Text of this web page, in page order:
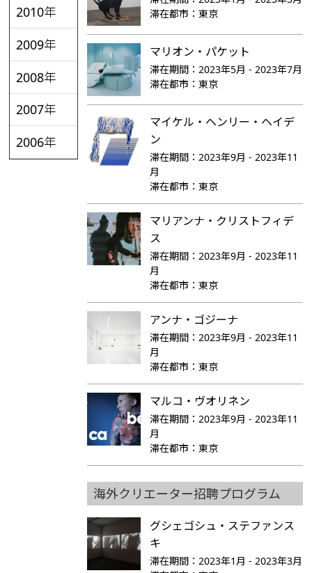
2010年
2009年
2008年
2007年
2006年
滞在都市：東京
マリオン・パケット
滞在期間：2023年5月 - 2023年7月
滞在都市：東京
マイケル・ヘンリー・ヘイデ
ン
滞在期間：2023年9月 - 2023年11
月
滞在都市：東京
マリアンナ・クリストフィデ
ス
滞在期間：2023年9月 - 2023年11
月
滞在都市：東京
アンナ・ゴジーナ
滞在期間：2023年9月 - 2023年11
月
滞在都市：東京
マルコ・ヴオリネン
滞在期間：2023年9月 - 2023年11
月
滞在都市：東京
海外クリエーター招聘プログラム
グシェゴシュ・ステファンス
キ
滞在期間：2023年1月 - 2023年3月